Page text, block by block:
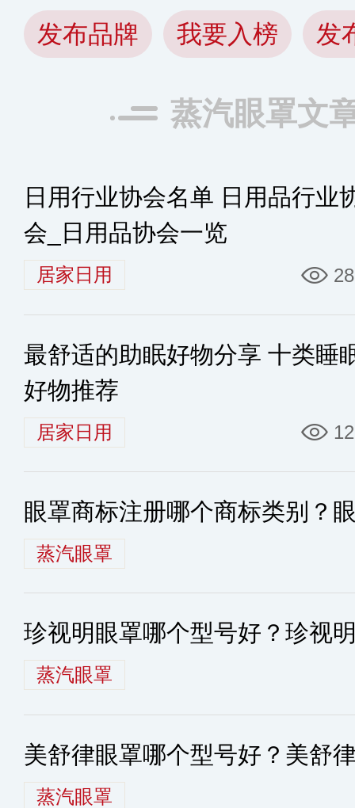
发布品牌 我要入榜 发
蒸汽眼罩文
日用行业协会名单 日用品行业
会_日用品协会一览
居家日用
最舒适的助眠好物分享 十类睡
好物推荐
居家日用
眼罩商标注册哪个商标类别？
蒸汽眼罩
珍视明眼罩哪个型号好？珍视
蒸汽眼罩
美舒律眼罩哪个型号好？美舒
蒸汽眼罩